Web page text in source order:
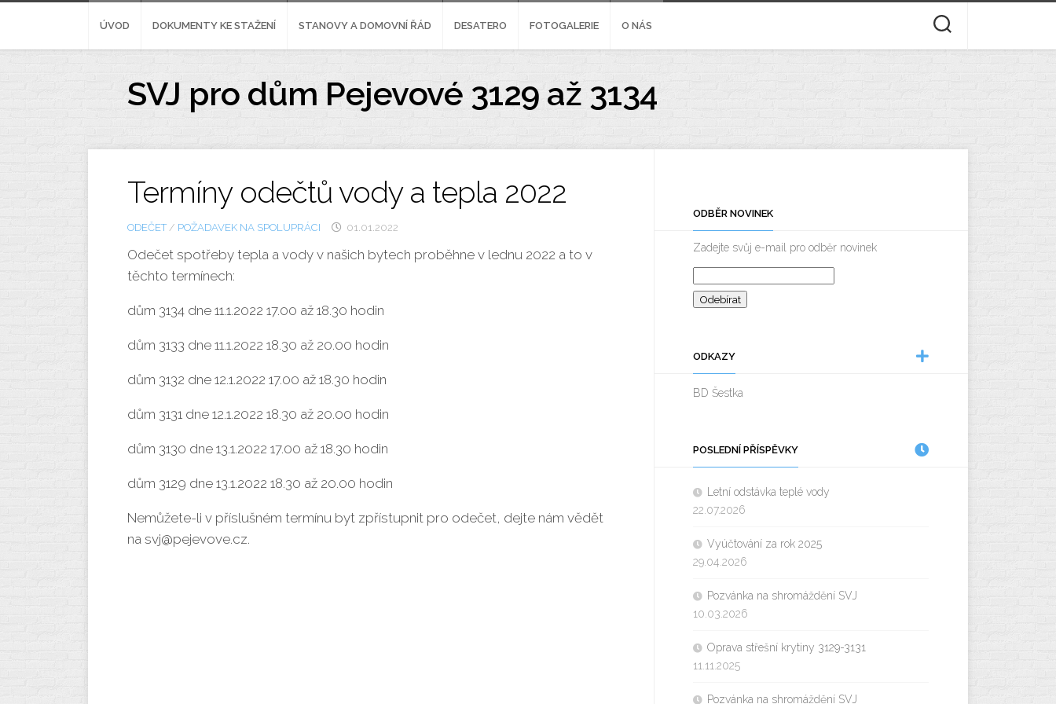
ÚVOD DOKUMENTY KE STAŽENÍ STANOVY A DOMOVNÍ ŘÁD DESATERO FOTOGALERIE O NÁS
SVJ pro dům Pejevové 3129 až 3134
Termíny odečtů vody a tepla 2022
ODEČET/ POŽADAVEK NA SPOLUPRÁCI 01.01.2022
Odečet spotřeby tepla a vody v našich bytech proběhne v lednu 2022 a to v
těchto termínech:
dům 3134 dne 11.1.2022 17.00 až 18.30 hodin
dům 3133 dne 11.1.2022 18.30 až 20.00 hodin
dům 3132 dne 12.1.2022 17.00 až 18.30 hodin
dům 3131 dne 12.1.2022 18.30 až 20.00 hodin
dům 3130 dne 13.1.2022 17.00 až 18.30 hodin
dům 3129 dne 13.1.2022 18.30 až 20.00 hodin
Nemůžete-li v příslušném termínu byt zpřístupnit pro odečet, dejte nám vědět
na svj@pejevove.cz.
ODBĚR NOVINEK
Zadejte svůj e-mail pro odběr novinek
ODKAZY
BD Šestka
POSLEDNÍ PŘÍSPĚVKY
Letní odstávka teplé vody
22.07.2026
Vyúčtování za rok 2025
29.04.2026
Pozvánka na shromáždění SVJ
10.03.2026
Oprava střešní krytiny 3129-3131
11.11.2025
Pozvánka na shromáždění SVJ